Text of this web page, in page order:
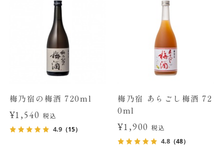
梅乃宿の梅酒 720ml
¥1,540税込
4.9（15）
梅乃宿 あらごし梅酒 72
0ml
¥1,900 税込
4.8 （48）